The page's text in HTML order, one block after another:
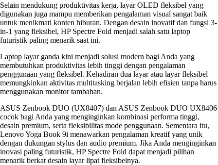
Selain mendukung produktivitas kerja, layar OLED fleksibel yang
digunakan juga mampu memberikan pengalaman visual sangat baik
untuk menikmati konten hiburan. Dengan desain inovatif dan fungsi 3-
in-1 yang fleksibel, HP Spectre Fold menjadi salah satu laptop
futuristik paling menarik saat ini.
Laptop layar ganda kini menjadi solusi modern bagi Anda yang
membutuhkan produktivitas lebih tinggi dengan pengalaman
penggunaan yang fleksibel. Kehadiran dua layar atau layar fleksibel
memungkinkan aktivitas multitasking berjalan lebih efisien tanpa harus
menggunakan monitor tambahan.
ASUS Zenbook DUO (UX8407) dan ASUS Zenbook DUO UX8406
cocok bagi Anda yang menginginkan kombinasi performa tinggi,
desain premium, serta fleksibilitas mode penggunaan. Sementara itu,
Lenovo Yoga Book 9i menawarkan pengalaman kreatif yang unik
dengan dukungan stylus dan audio premium. Jika Anda menginginkan
inovasi paling futuristik, HP Spectre Fold dapat menjadi pilihan
menarik berkat desain layar lipat fleksibelnya.